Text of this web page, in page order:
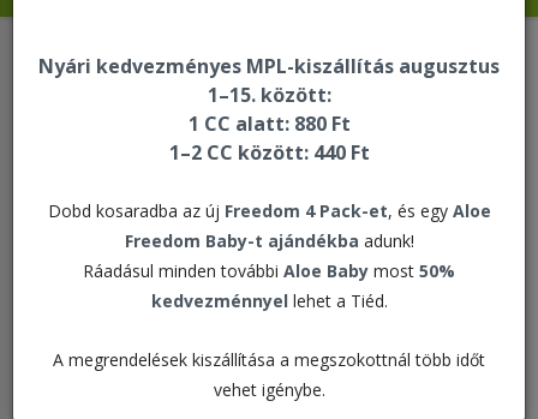
Nyári kedvezményes MPL-kiszállítás augusztus
1–15. között:
1 CC alatt: 880 Ft
1–2 CC között: 440 Ft
Dobd kosaradba az új Freedom 4 Pack-et, és egy Aloe
Freedom Baby-t ajándékba adunk!
Ráadásul minden további Aloe Baby most 50%
kedvezménnyel lehet a Tiéd.
A megrendelések kiszállítása a megszokottnál több időt
vehet igénybe.
Bőrápolás
Rendezés: